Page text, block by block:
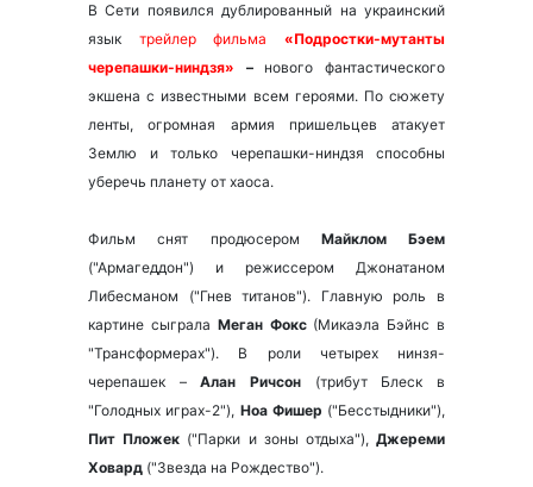
В Сети появился дублированный на украинский
язык трейлер фильма«Подростки-мутанты
черепашки-ниндзя» – нового фантастического
экшена с известными всем героями. По сюжету
ленты, огромная армия пришельцев атакует
Землю и только черепашки-ниндзя способны
уберечь планету от хаоса.
Фильм снят продюсером Майклом Бэем
("Армагеддон") и режиссером Джонатаном
Либесманом ("Гнев титанов"). Главную роль в
картине сыграла Меган Фокс(Микаэла Бэйнс в
"Трансформерах"). В роли четырех нинзя-
черепашек –Алан Ричсон (трибут Блеск в
"Голодных играх-2"), Ноа Фишер ("Бесстыдники"),
Пит Пложек ("Парки и зоны отдыха"),Джереми
Ховард ("Звезда на Рождество").